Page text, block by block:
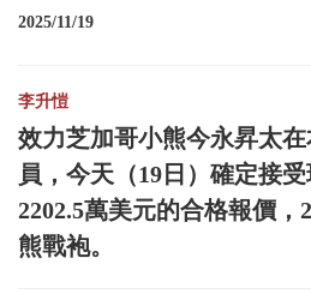
2025/11/19
李升愷
效力芝加哥小熊今永昇太
員，今天（19日）確定接
2202.5萬美元的合格報價，
熊戰袍。